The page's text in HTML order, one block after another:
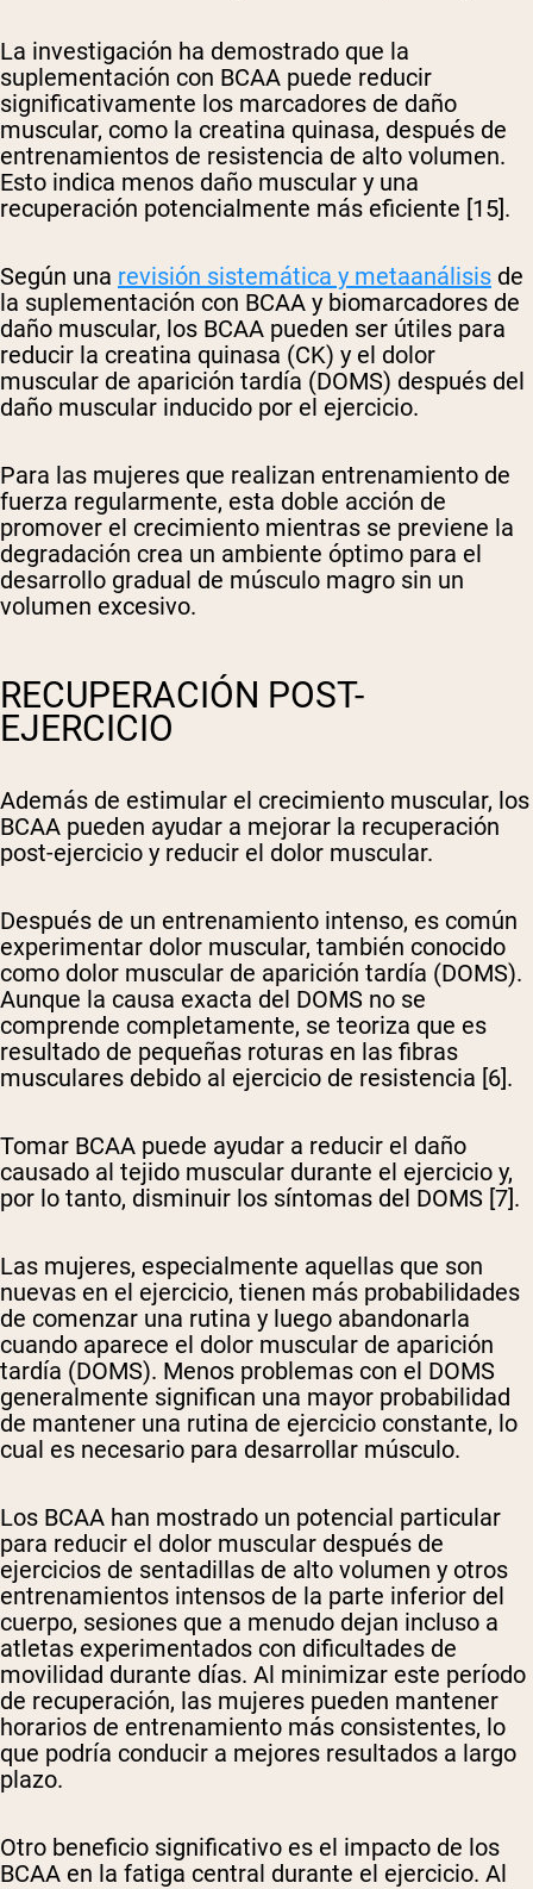
La investigación ha demostrado que la
suplementación con BCAA puede reducir
significativamente los marcadores de daño
muscular, como la creatina quinasa, después de
entrenamientos de resistencia de alto volumen.
Esto indica menos daño muscular y una
recuperación potencialmente más eficiente [15].
Según una revisión sistemática y metaanálisis de
la suplementación con BCAA y biomarcadores de
daño muscular, los BCAA pueden ser útiles para
reducir la creatina quinasa (CK) y el dolor
muscular de aparición tardía (DOMS) después del
daño muscular inducido por el ejercicio.
Para las mujeres que realizan entrenamiento de
fuerza regularmente, esta doble acción de
promover el crecimiento mientras se previene la
degradación crea un ambiente óptimo para el
desarrollo gradual de músculo magro sin un
volumen excesivo.
RECUPERACIÓN POST-
EJERCICIO
Además de estimular el crecimiento muscular, los
BCAA pueden ayudar a mejorar la recuperación
post-ejercicio y reducir el dolor muscular.
Después de un entrenamiento intenso, es común
experimentar dolor muscular, también conocido
como dolor muscular de aparición tardía (DOMS).
Aunque la causa exacta del DOMS no se
comprende completamente, se teoriza que es
resultado de pequeñas roturas en las fibras
musculares debido al ejercicio de resistencia [6].
Tomar BCAA puede ayudar a reducir el daño
causado al tejido muscular durante el ejercicio y,
por lo tanto, disminuir los síntomas del DOMS [7].
Las mujeres, especialmente aquellas que son
nuevas en el ejercicio, tienen más probabilidades
de comenzar una rutina y luego abandonarla
cuando aparece el dolor muscular de aparición
tardía (DOMS). Menos problemas con el DOMS
generalmente significan una mayor probabilidad
de mantener una rutina de ejercicio constante, lo
cual es necesario para desarrollar músculo.
Los BCAA han mostrado un potencial particular
para reducir el dolor muscular después de
ejercicios de sentadillas de alto volumen y otros
entrenamientos intensos de la parte inferior del
cuerpo, sesiones que a menudo dejan incluso a
atletas experimentados con dificultades de
movilidad durante días. Al minimizar este período
de recuperación, las mujeres pueden mantener
horarios de entrenamiento más consistentes, lo
que podría conducir a mejores resultados a largo
plazo.
Otro beneficio significativo es el impacto de los
BCAA en la fatiga central durante el ejercicio. Al